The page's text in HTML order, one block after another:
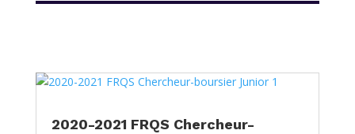
2020-2021 FRQS Chercheur-